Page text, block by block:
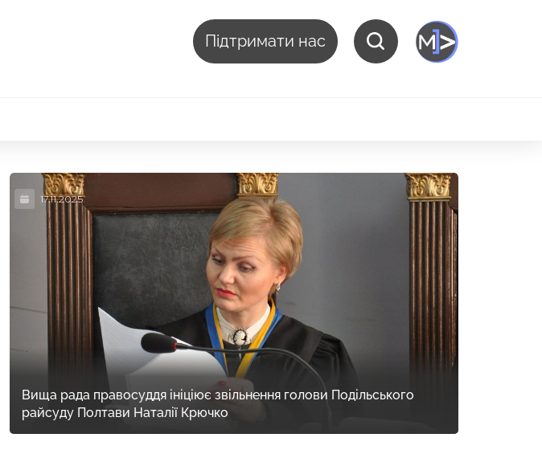
Підтримати нас
17.11.2025
Вища рада правосуддя ініціює звільнення голови Подільського
райсуду Полтави Наталії Крючко